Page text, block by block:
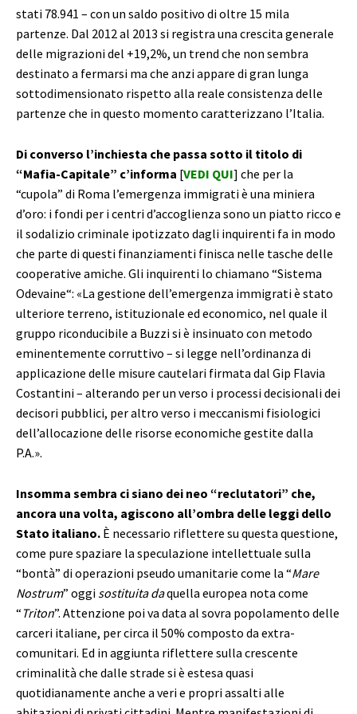
stati 78.941 – con un saldo positivo di oltre 15 mila
partenze. Dal 2012 al 2013 si registra una crescita generale
delle migrazioni del +19,2%, un trend che non sembra
destinato a fermarsi ma che anzi appare di gran lunga
sottodimensionato rispetto alla reale consistenza delle
partenze che in questo momento caratterizzano l’Italia.
Di converso l’inchiesta che passa sotto il titolo di
“Mafia-Capitale” c’informa [VEDI QUI] che per la
“cupola” di Roma l’emergenza immigrati è una miniera
d’oro: i fondi per i centri d’accoglienza sono un piatto ricco e
il sodalizio criminale ipotizzato dagli inquirenti fa in modo
che parte di questi finanziamenti finisca nelle tasche delle
cooperative amiche. Gli inquirenti lo chiamano “Sistema
Odevaine“: «La gestione dell’emergenza immigrati è stato
ulteriore terreno, istituzionale ed economico, nel quale il
gruppo riconducibile a Buzzi si è insinuato con metodo
eminentemente corruttivo – si legge nell’ordinanza di
applicazione delle misure cautelari firmata dal Gip Flavia
Costantini – alterando per un verso i processi decisionali dei
decisori pubblici, per altro verso i meccanismi fisiologici
dell’allocazione delle risorse economiche gestite dalla
P.A.».
Insomma sembra ci siano dei neo “reclutatori” che,
ancora una volta, agiscono all’ombra delle leggi dello
Stato italiano. È necessario riflettere su questa questione,
come pure spaziare la speculazione intellettuale sulla
“bontà” di operazioni pseudo umanitarie come la “Mare
Nostrum” oggi sostituita daquella europea nota come
“ Triton”. Attenzione poi va data al sovra popolamento delle
carceri italiane, per circa il 50% composto da extra-
comunitari. Ed in aggiunta riflettere sulla crescente
criminalità che dalle strade si è estesa quasi
quotidianamente anche a veri e propri assalti alle